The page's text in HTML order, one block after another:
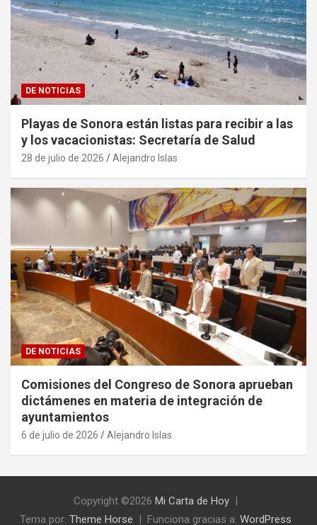
DE NOTICIAS
Playas de Sonora están listas para recibir a las
y los vacacionistas: Secretaría de Salud
28 de julio de 2026 Alejandro Islas
DE NOTICIAS
Comisiones del Congreso de Sonora aprueban
dictámenes en materia de integración de
ayuntamientos
6 de julio de 2026 Alejandro Islas
Copyright ©2026 Mi Carta de Hoy
Tema por: Theme Horse Funciona gracias a: WordPress